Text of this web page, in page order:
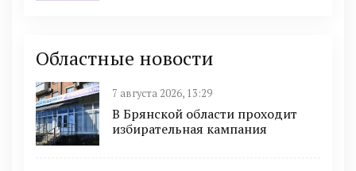
Областные новости
7 августа 2026, 13:29
В Брянской области проходит
избирательная кампания